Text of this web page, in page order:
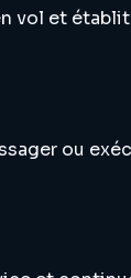
vol et
ou